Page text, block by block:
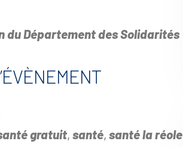
du Département des Solidarités
gratuit, santé, santé la réole